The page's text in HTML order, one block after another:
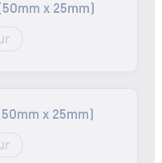
x 25mm)
x 25mm)